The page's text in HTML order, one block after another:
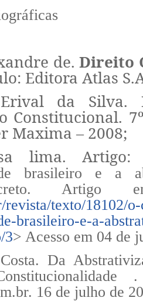
de.Direito
Editora Atlas
Erival da Silva.
Constitucional.
Maxima – 2008;
lima.
brasileiro e a
Artigo
texto/18102/
brasileiro-e-a-
3> Acesso em 04 de
Da
16 de julho de